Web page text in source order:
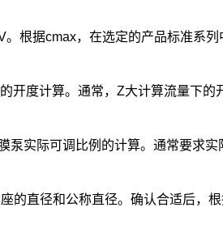
据cmax，在选定的产品标准系列
度计算。通常，Z大计算流量下的
实际可调比例的计算。通常要求实
直径和公称直径。确认合适后，根